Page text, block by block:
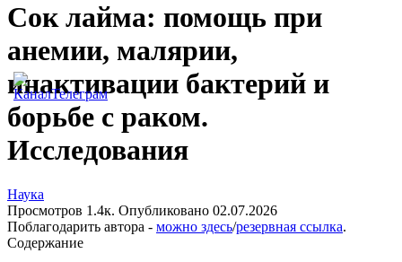
Сок лайма: помощь при
анемии, малярии,
инактивации бактерий и
борьбе с раком.
Исследования
Наука
Просмотров 1.4к. Опубликовано 02.07.2026
Поблагодарить автора - можно здесь/резервная ссылка.
Содержание